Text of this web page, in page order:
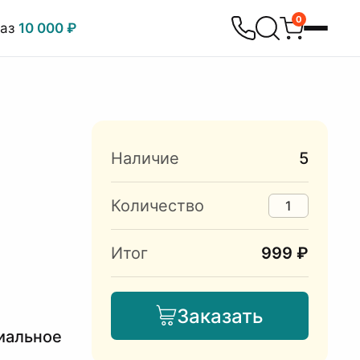
10 000 ₽
0
Наличие 5
Количество
Итог 999 ₽
Заказать